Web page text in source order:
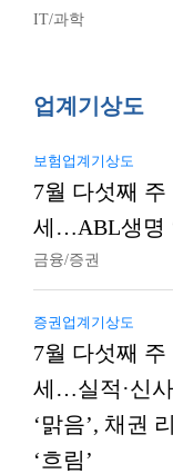
IT/과학
업계기상도
보험업계기상도
7월 다섯째 주
세…ABL생명
금융/증권
증권업계기상도
7월 다섯째 주
세…실적·신
‘맑음’, 채권
‘흐림’